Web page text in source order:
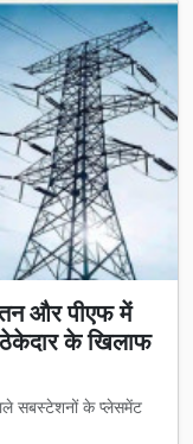
और पीएफ में
ठेकेदार के खिलाफ
सबस्टेशनों के प्लेसमेंट